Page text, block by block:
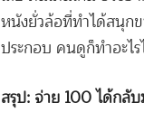
หนังยั่วล้อที่ทำได้สนุก
ประกอบ คนดูก็ทำอะไ
สรุป: จ่าย 100 ได้กลั